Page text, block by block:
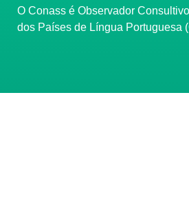
O Conass é Observador Consultivo da Comunidade
dos Países de Língua Portuguesa